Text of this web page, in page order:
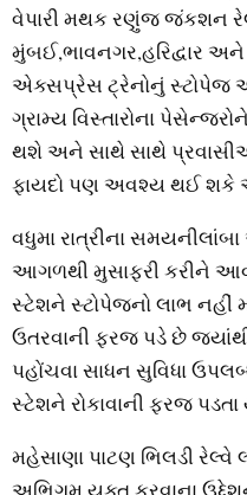
વેપારી મથક રણુંજ જંકશન
મુંબઈ,ભાવનગર,હરિદ્વાર
એક્સપ્રેસ ટ્રેનોનું સ્ટોપેજ
ગ્રામ્ય વિસ્તારોના
થશે અને સાથે સાથે
ફાયદો પણ અવશ્ય થઈ શકે
વધુમા રાત્રીના
આગળથી મુસાફરી કરીને
સ્ટેશને સ્ટોપેજનો લાભ નહીં
ઉતરવાની ફરજ પડે છે
પહોંચવા સાધન સુવિધા
સ્ટેશને રોકાવાની ફરજ
મહેસાણા પાટણ ભિલડી રેલ્વે
અભિગમ યુક્ત કરવાના